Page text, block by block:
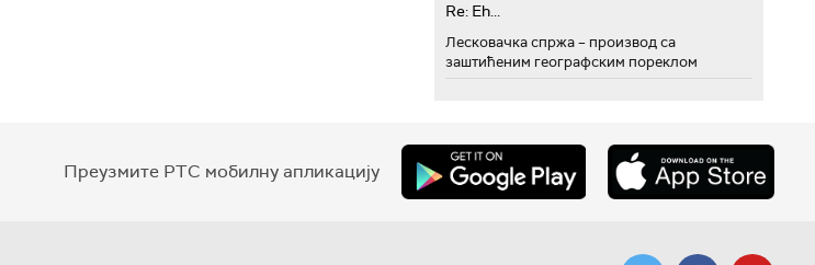
Re: Eh...
Лесковачка спржа – производ са
заштићеним географским пореклом
Преузмите РТС мобилну апликацију